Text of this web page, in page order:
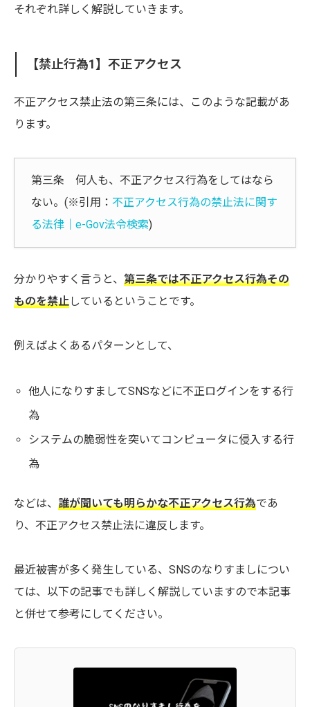
それぞれ詳しく解説していきます。
【禁止行為1】不正アクセス
不正アクセス禁止法の第三条には、このような記載があ
ります。
第三条 何人も、不正アクセス行為をしてはなら
ない。(※引用： 不正アクセス行為の禁止法に関す
る法律｜e-Gov法令検索)
分かりやすく言うと、 第三条では不正アクセス行為その
ものを禁止しているということです。
例えばよくあるパターンとして、
他人になりすましてSNSなどに不正ログインをする行
為
システムの脆弱性を突いてコンピュータに侵入する行
為
などは、 誰が聞いても明らかな不正アクセス行為であ
り、不正アクセス禁止法に違反します。
最近被害が多く発生している、SNSのなりすましについ
ては、以下の記事でも詳しく解説していますので本記事
と併せて参考にしてください。